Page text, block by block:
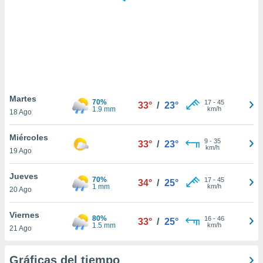
únicos
similares
como
IP
posible
traten tus
en
Para
Martes
18 Ago
70%
1.9 mm
33° / 23° 17- 45
km/h
Miércoles
19 Ago
33° / 23° 9- 35
km/h
Jueves
20 Ago
70%
1 mm
34° / 25° 17- 45
km/h
Viernes
21 Ago
80%
1.5 mm
33° / 25° 16- 46
km/h
Gráficas del tiempo